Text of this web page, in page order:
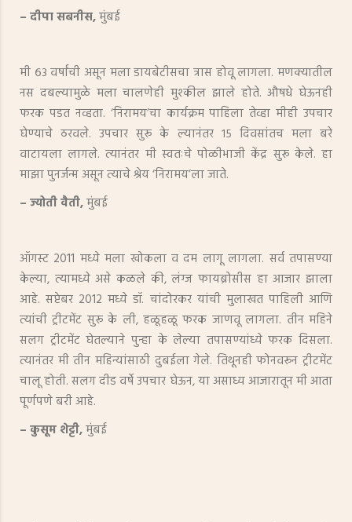
– दीपा सबनीस,मुंबई
मी ६३ वर्षांची असून मला डायबेटीसचा त्रास होवू लागला. मणक्यातील
नस दबल्यामुळे मला चालणेही मुश्‍कील झाले होते. औषधे घेऊनही
फरक पडत नव्हता. ‘निरामय’चा कार्यक्रम पाहिला तेव्हा मीही उपचार
घेण्याचे ठरवले. उपचार सुरू के ल्यानंतर १५ दिवसांतच मला बरे
वाटायला लागले. त्यानंतर मी स्वतःचे पोळीभाजी केंद्र सुरू केले. हा
माझा पुनर्जन्म असून त्याचे श्रेय ‘निरामय’ला जाते.
– ज्योती वैती,मुंबई
ऑगस्ट 2011 मध्ये मला खोकला व दम लागू लागला. सर्व तपासण्या
केल्या, त्यामध्ये असे कळले की, लंग्ज फायब्रोसीस हा आजार झाला
आहे. सप्टेबर 2012 मध्ये डॉ. चांदोरकर यांची मुलाखत पाहिली आणि
त्यांची ट्रीटमेंट सुरू के ली, हळूहळू फरक जाणवू लागला. तीन महिने
सलग ट्रीटमेंट घेतल्याने पुन्हा के लेल्या तपासण्यांध्ये फरक दिसला.
त्यानंतर मी तीन महिन्यांसाठी दुबईला गेले. तिथूनही फोनवरून ट्रीटमेंट
चालू होती. सलग दीड वर्षे उपचार घेऊन, या असाध्य आजारातून मी आता
पूर्णपणे बरी आहे.
– कुसूम शेट्टी,मुंबई